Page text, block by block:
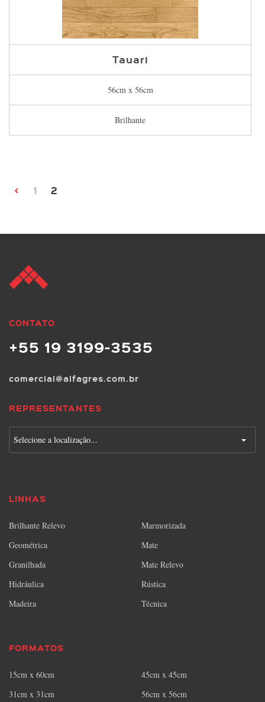
Tauari
56cm x 56cm
Brilhante
< 1 2
CONTATO
+55 19 3199-3535
comercial@alfagres.com.br
REPRESENTANTES
Selecione a localização...
LINHAS
Brilhante Relevo
Geométrica
Granilhada
Hidráulica
Madeira
Marmorizada
Mate
Mate Relevo
Rústica
Técnica
FORMATOS
15cm x 60cm
31cm x 31cm
45cm x 45cm
56cm x 56cm